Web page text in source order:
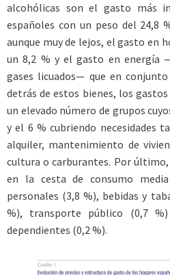
alcohólicas son el gasto más
españoles con un peso del 24,8
aunque muy de lejos, el gasto en
un 8,2 % y el gasto en energía
gases licuados— que en
detrás de estos bienes, los
un elevado número de grupos
y el 6 % cubriendo necesidades
alquiler, mantenimiento de
cultura o carburantes. Por
en la cesta de consumo media
personales (3,8 %), bebidas y
%), transporte público (0,7
dependientes (0,2 %).